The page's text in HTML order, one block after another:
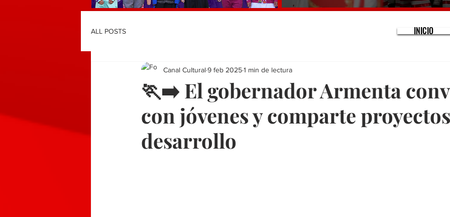
ALL POSTS
🏃‍➡️ El gobernador Armenta
con jóvenes y comparte
desarrollo
Canal Cultural 9 feb 20251 min de lectura
INICIO